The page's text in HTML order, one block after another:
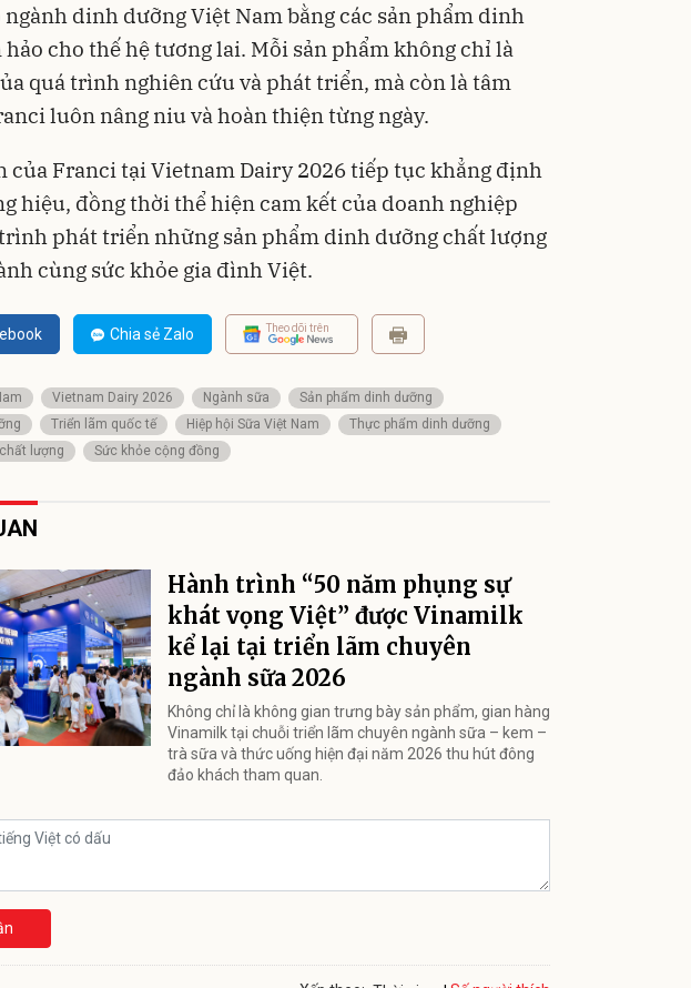
ngành dinh dưỡng Việt Nam bằng các sản phẩm dinh
cho thế hệ tương lai. Mỗi sản phẩm không chỉ là
quá trình nghiên cứu và phát triển, mà còn là tâm
luôn nâng niu và hoàn thiện từng ngày.
của Franci tại Vietnam Dairy 2026 tiếp tục khẳng định
hiệu, đồng thời thể hiện cam kết của doanh nghiệp
phát triển những sản phẩm dinh dưỡng chất lượng
cùng sức khỏe gia đình Việt.
Chia sẻ Zalo Theo dõi trên
Vietnam Dairy 2026 Ngành sữa
Sản phẩm dinh dưỡng
Triển lãm quốc tế Hiệp hội Sữa Việt Nam
Thực phẩm dinh dưỡng
lượng
Sức khỏe cộng đồng
Hành trình “50 năm phụng sự
khát vọng Việt” được Vinamilk
kể lại tại triển lãm chuyên
ngành sữa 2026
Không chỉ là không gian trưng bày sản phẩm, gian hàng
Vinamilk tại chuỗi triển lãm chuyên ngành sữa – kem –
trà sữa và thức uống hiện đại năm 2026 thu hút đông
đảo khách tham quan.